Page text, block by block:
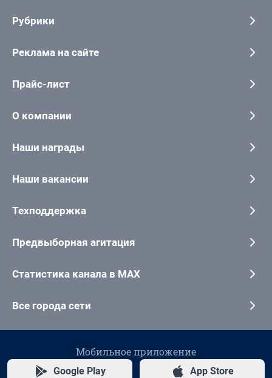
Рубрики
Реклама на сайте
Прайс-лист
О компании
Наши награды
Наши вакансии
Техподдержка
Предвыборная агитация
Статистика канала в MAX
Все города сети
Мобильное приложение
Google Play App Store